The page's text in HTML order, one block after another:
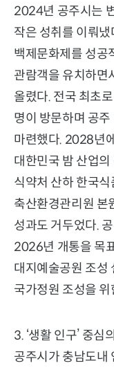
2024년 공주시는
작은 성취를 이뤄
백제문화제를 성공
관람객을 유치하면
올렸다. 전국 최초
명이 방문하며 공
마련했다. 2028년
대한민국 밤 산업
식약처 산하 한국
축산환경관리원 본
성과도 거두었다.
2026년 개통을 목
대지예술공원 조성
국가정원 조성을
3. ‘생활 인구’ 중심
공주시가 충남도내